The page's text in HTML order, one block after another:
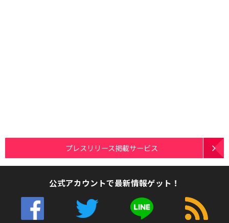
プレスリリース掲載サービス
公式アカウントで最新情報ゲット！